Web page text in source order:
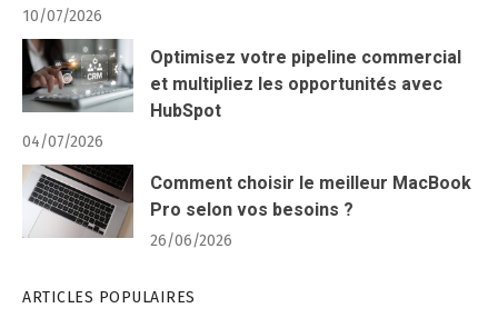
10/07/2026
Optimisez votre pipeline commercial
et multipliez les opportunités avec
HubSpot
04/07/2026
Comment choisir le meilleur MacBook
Pro selon vos besoins ?
26/06/2026
ARTICLES POPULAIRES